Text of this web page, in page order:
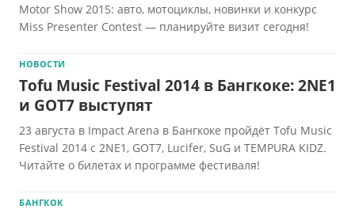
Motor Show 2015: авто, мотоциклы, новинки и конкурс
Miss Presenter Contest — планируйте визит сегодня!
НОВОСТИ
Tofu Music Festival 2014 в Бангкоке: 2NE1
и GOT7 выступят
23 августа в Impact Arena в Бангкоке пройдёт Tofu Music
Festival 2014 с 2NE1, GOT7, Lucifer, SuG и TEMPURA KIDZ.
Читайте о билетах и программе фестиваля!
БАНГКОК